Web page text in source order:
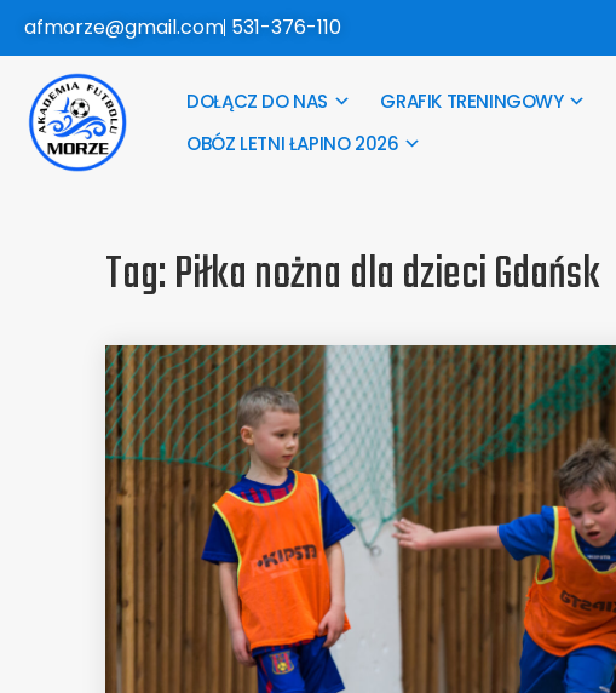
afmorze@gmail.com 531-376-110
DOŁĄCZ DO NAS GRAFIK TRENINGOWY
OBÓZ LETNI ŁAPINO 2026
Tag:Piłka nożna dla dzieci Gdańsk